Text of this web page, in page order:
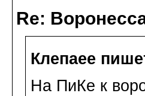
Re:
Клепаee
На ПиКе к